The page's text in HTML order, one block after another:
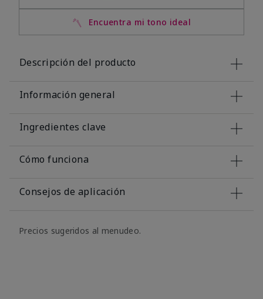
Encuentra mi tono ideal
Descripción del producto
Información general
Ingredientes clave
Cómo funciona
Consejos de aplicación
Precios sugeridos al menudeo.